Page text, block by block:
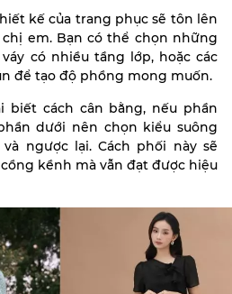
kế của trang phục sẽ tôn lên
em. Bạn có thể chọn những
có nhiều tầng lớp, hoặc các
để tạo độ phồng mong muốn.
biết cách cân bằng, nếu phần
dưới nên chọn kiểu suông
ngược lại. Cách phối này sẽ
kềnh mà vẫn đạt được hiệu